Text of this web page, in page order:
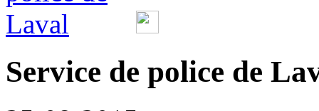
Service de police de